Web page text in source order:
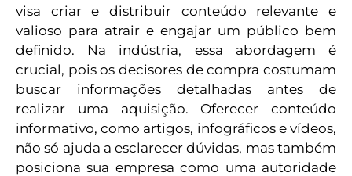
visa criar e distribuir conteúdo relevante e
valioso para atrair e engajar um público bem
definido. Na indústria, essa abordagem é
crucial, pois os decisores de compra costumam
buscar informações detalhadas antes de
realizar uma aquisição. Oferecer conteúdo
informativo, como artigos, infográficos e vídeos,
não só ajuda a esclarecer dúvidas, mas também
posiciona sua empresa como uma autoridade